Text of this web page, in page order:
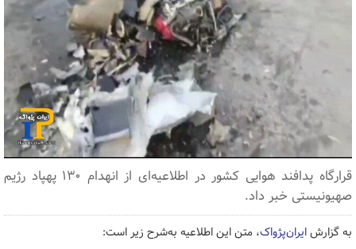
قرارگاه پدافند هوایی کشور در اطلاعیه‌ای از انهدام ۱۳۰ پهپاد رژیم
صهیونیستی خبر داد.
به گزارشایران‌پژواک، متن این اطلاعیه به‌شرح زیر است: